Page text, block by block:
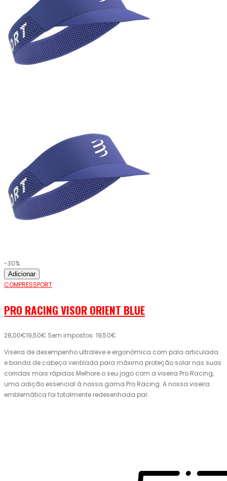
-30%
Adicionar
COMPRESSPORT
PRO RACING VISOR ORIENT BLUE
28,00€19,50€ Sem impostos: 19,50€
Viseira de desempenho ultraleve e ergonómica com pala articulada
e banda de cabeça ventilada para máxima proteção solar nas suas
corridas mais rápidas.Melhore o seu jogo com a viseira Pro Racing,
uma adição essencial à nossa gama Pro Racing. A nossa viseira
emblemática foi totalmente redesenhada par..